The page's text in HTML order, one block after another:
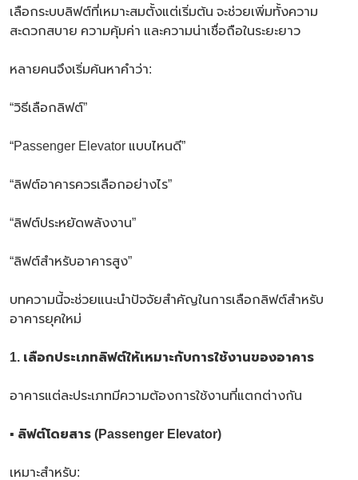
เลือกระบบลิฟต์ที่เหมาะสมตั้งแต่เริ่มต้น จะช่วยเพิ่มทั้งความ
สะดวกสบาย ความคุ้มค่า และความน่าเชื่อถือในระยะยาว
หลายคนจึงเริ่มค้นหาคำว่า:
“วิธีเลือกลิฟต์”
“Passenger Elevator แบบไหนดี”
“ลิฟต์อาคารควรเลือกอย่างไร”
“ลิฟต์ประหยัดพลังงาน”
“ลิฟต์สำหรับอาคารสูง”
บทความนี้จะช่วยแนะนำปัจจัยสำคัญในการเลือกลิฟต์สำหรับ
อาคารยุคใหม่
1. เลือกประเภทลิฟต์ให้เหมาะกับการใช้งานของอาคาร
อาคารแต่ละประเภทมีความต้องการใช้งานที่แตกต่างกัน
▪ ลิฟต์โดยสาร (Passenger Elevator)
เหมาะสำหรับ: